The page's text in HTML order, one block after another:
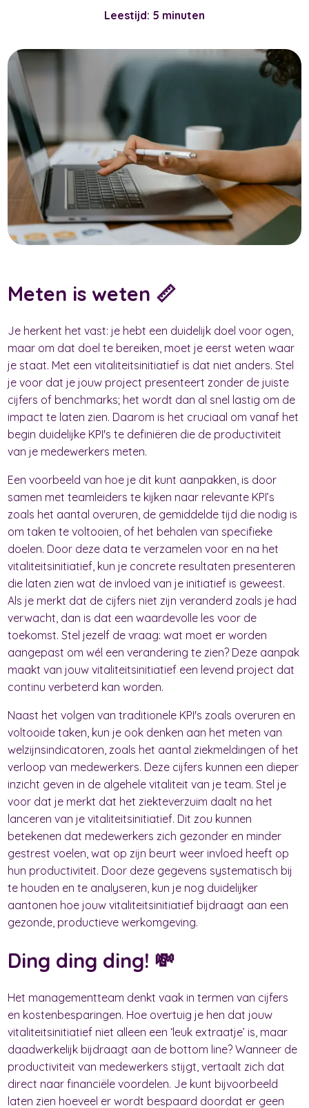
Leestijd: 5 minuten
Meten is weten 📏
Je herkent het vast: je hebt een duidelijk doel voor ogen,
maar om dat doel te bereiken, moet je eerst weten waar
je staat. Met een vitaliteitsinitiatief is dat niet anders. Stel
je voor dat je jouw project presenteert zonder de juiste
cijfers of benchmarks; het wordt dan al snel lastig om de
impact te laten zien. Daarom is het cruciaal om vanaf het
begin duidelijke KPI's te definiëren die de productiviteit
van je medewerkers meten.
Een voorbeeld van hoe je dit kunt aanpakken, is door
samen met teamleiders te kijken naar relevante KPI’s
zoals het aantal overuren, de gemiddelde tijd die nodig is
om taken te voltooien, of het behalen van specifieke
doelen. Door deze data te verzamelen voor en na het
vitaliteitsinitiatief, kun je concrete resultaten presenteren
die laten zien wat de invloed van je initiatief is geweest.
Als je merkt dat de cijfers niet zijn veranderd zoals je had
verwacht, dan is dat een waardevolle les voor de
toekomst. Stel jezelf de vraag: wat moet er worden
aangepast om wél een verandering te zien? Deze aanpak
maakt van jouw vitaliteitsinitiatief een levend project dat
continu verbeterd kan worden.
Naast het volgen van traditionele KPI's zoals overuren en
voltooide taken, kun je ook denken aan het meten van
welzijnsindicatoren, zoals het aantal ziekmeldingen of het
verloop van medewerkers. Deze cijfers kunnen een dieper
inzicht geven in de algehele vitaliteit van je team. Stel je
voor dat je merkt dat het ziekteverzuim daalt na het
lanceren van je vitaliteitsinitiatief. Dit zou kunnen
betekenen dat medewerkers zich gezonder en minder
gestrest voelen, wat op zijn beurt weer invloed heeft op
hun productiviteit. Door deze gegevens systematisch bij
te houden en te analyseren, kun je nog duidelijker
aantonen hoe jouw vitaliteitsinitiatief bijdraagt aan een
gezonde, productieve werkomgeving.
Ding ding ding! 💸
Het managementteam denkt vaak in termen van cijfers
en kostenbesparingen. Hoe overtuig je hen dat jouw
vitaliteitsinitiatief niet alleen een ‘leuk extraatje’ is, maar
daadwerkelijk bijdraagt aan de bottom line? Wanneer de
productiviteit van medewerkers stijgt, vertaalt zich dat
direct naar financiële voordelen. Je kunt bijvoorbeeld
laten zien hoeveel er wordt bespaard doordat er geen